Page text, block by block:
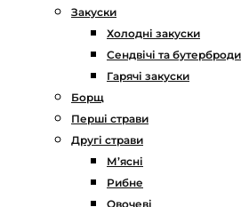
Закуски
Холодні закуски
Сендвічі та бутерброди
Гарячі закуски
Борщ
Перші страви
Другі страви
М’ясні
Рибне
Овочеві